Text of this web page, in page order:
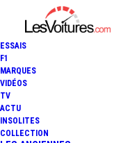
ESSAIS
F1
MARQUES
VIDÉOS
TV
ACTU
INSOLITES
COLLECTION